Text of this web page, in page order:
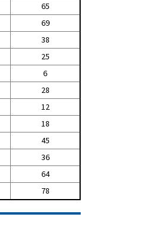
65
69
38
25
6
28
12
18
45
36
64
78